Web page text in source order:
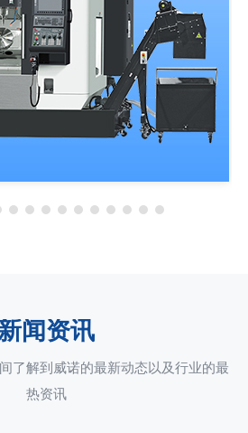
闻资讯
了解到威诺的最新动态以及行业的最
热资讯